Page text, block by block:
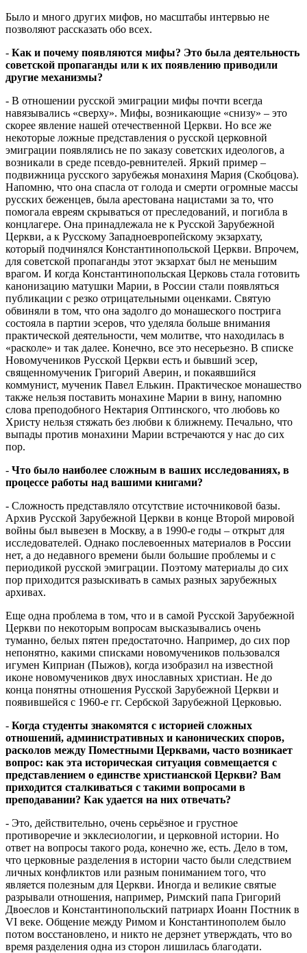
Было и много других мифов, но масштабы интервью не
позволяют рассказать обо всех.
- Как и почему появляются мифы? Это была деятельность
советской пропаганды или к их появлению приводили
другие механизмы?
- В отношении русской эмиграции мифы почти всегда
навязывались «сверху». Мифы, возникающие «снизу» – это
скорее явление нашей отечественной Церкви. Но все же
некоторые ложные представления о русской церковной
эмиграции появлялись не по заказу советских идеологов, а
возникали в среде псевдо-ревнителей. Яркий пример –
подвижница русского зарубежья монахиня Мария (Скобцова).
Напомню, что она спасла от голода и смерти огромные массы
русских беженцев, была арестована нацистами за то, что
помогала евреям скрываться от преследований, и погибла в
концлагере. Она принадлежала не к Русской Зарубежной
Церкви, а к Русскому Западноевропейскому экзархату,
который подчинялся Константинопольской Церкви. Впрочем,
для советской пропаганды этот экзархат был не меньшим
врагом. И когда Константинопольская Церковь стала готовить
канонизацию матушки Марии, в России стали появляться
публикации с резко отрицательными оценками. Святую
обвиняли в том, что она задолго до монашеского пострига
состояла в партии эсеров, что уделяла больше внимания
практической деятельности, чем молитве, что находилась в
«расколе» и так далее. Конечно, все это несерьезно. В списке
Новомучеников Русской Церкви есть и бывший эсер,
священномученик Григорий Аверин, и покаявшийся
коммунист, мученик Павел Елькин. Практическое монашество
также нельзя поставить монахине Марии в вину, напомню
слова преподобного Нектария Оптинского, что любовь ко
Христу нельзя стяжать без любви к ближнему. Печально, что
выпады против монахини Марии встречаются у нас до сих
пор.
- Что было наиболее сложным в ваших исследованиях, в
процессе работы над вашими книгами?
- Сложность представляло отсутствие источниковой базы.
Архив Русской Зарубежной Церкви в конце Второй мировой
войны был вывезен в Москву, а в 1990-е годы – открыт для
исследователей. Однако послевоенных материалов в России
нет, а до недавного времени были большие проблемы и с
периодикой русской эмиграции. Поэтому материалы до сих
пор приходится разыскивать в самых разных зарубежных
архивах.
Еще одна проблема в том, что и в самой Русской Зарубежной
Церкви по некоторым вопросам высказывались очень
туманно, белых пятен предостаточно. Например, до сих пор
непонятно, какими списками новомучеников пользовался
игумен Киприан (Пыжов), когда изобразил на известной
иконе новомучеников двух инославных христиан. Не до
конца понятны отношения Русской Зарубежной Церкви и
появившейся с 1960-е гг. Сербской Зарубежной Церковью.
- Когда студенты знакомятся с историей сложных
отношений, административных и канонических споров,
расколов между Поместными Церквами, часто возникает
вопрос: как эта историческая ситуация совмещается с
представлением о единстве христианской Церкви? Вам
приходится сталкиваться с такими вопросами в
преподавании? Как удается на них отвечать?
- Это, действительно, очень серьёзное и грустное
противоречие и экклесиологии, и церковной истории. Но
ответ на вопросы такого рода, конечно же, есть. Дело в том,
что церковные разделения в истории часто были следствием
личных конфликтов или разным пониманием того, что
является полезным для Церкви. Иногда и великие святые
разрывали отношения, например, Римский папа Григорий
Двоеслов и Константинопольский патриарх Иоанн Постник в
VI веке. Общение между Римом и Константинополем было
потом восстановлено, и никто не дерзнет утверждать, что во
время разделения одна из сторон лишилась благодати.